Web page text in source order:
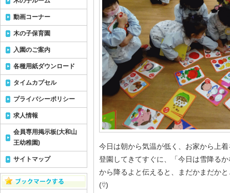
今日は朝から気温が低く、お家から上
登園してきてすぐに、「今日は雪降る
から降るよと伝えると、まだかまだか
(⍢)
動画コーナー
木の子保育園
入園のご案内
各種用紙ダウンロード
タイムカプセル
プライバシーポリシー
求人情報
会員専用掲示板(大和山
王幼稚園)
サイトマップ